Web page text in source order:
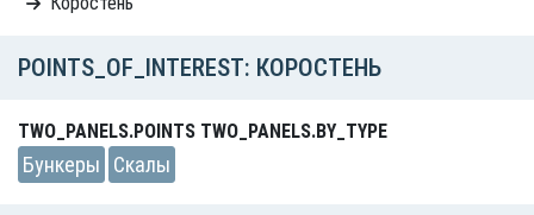
POINTS_OF_INTEREST: КОРОСТЕНЬ
TWO_PANELS.POINTS TWO_PANELS.BY_TYPE
Бункеры Скалы